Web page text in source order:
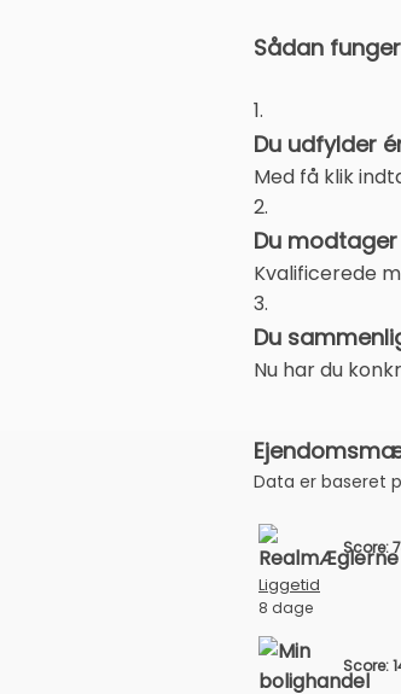
Sådan
1.
Du udfylder
Med få klik
2.
Du
Kvalificerede
3.
Du
Nu har du
Data er baseret
Score:
Liggetid
8 dage
Score: